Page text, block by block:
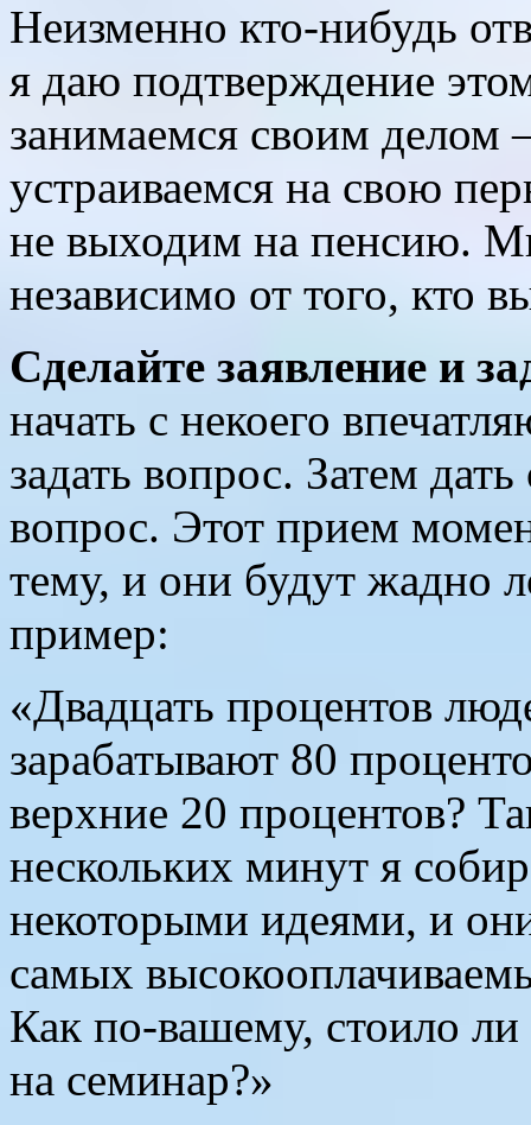
Неизменно кто-нибудь
я даю подтверждение
занимаемся своим делом
устраиваемся на свою
не выходим на пенсию.
независимо от того, кто
Сделайте заявление и
начать с некоего
задать вопрос. Затем
вопрос. Этот прием
тему, и они будут жадно
пример:
«Двадцать процентов
зарабатывают 80
верхние 20 процентов?
нескольких минут я
некоторыми идеями, и
самых
Как по-вашему, стоило ли
на семинар?»